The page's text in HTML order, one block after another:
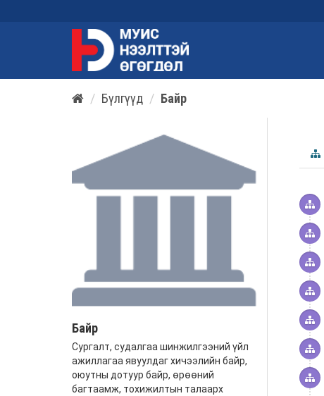
Бүлгүүд Байр
Байр
Сургалт, судалгаа шинжилгээний үйл
ажиллагаа явуулдаг хичээлийн байр,
оюутны дотуур байр, өрөөний
багтаамж, тохижилтын талаарх